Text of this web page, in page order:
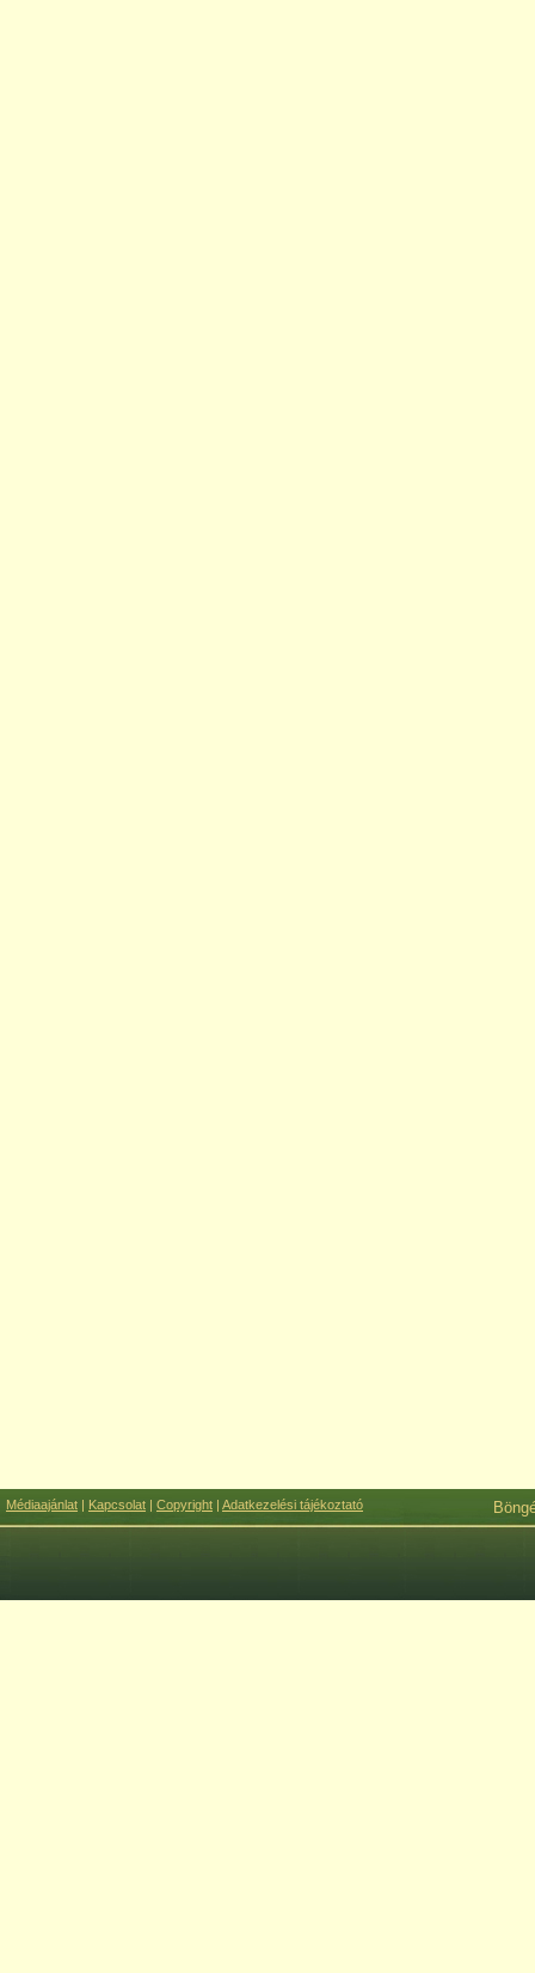
Médiaajánlat | Kapcsolat | Copyright | Adatkezelési tájékoztató